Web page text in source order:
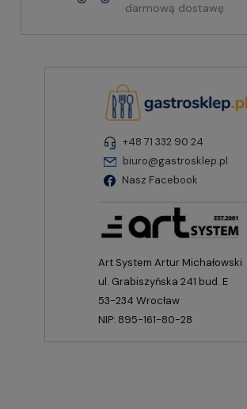
darmową dostawę
+48 71 332 90 24
biuro@gastrosklep.pl
Nasz Facebook
Art System Artur Michałowski
ul. Grabiszyńska 241 bud. E
53-234 Wrocław
NIP: 895-161-80-28